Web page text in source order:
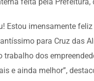
feita pela Prefeitura,
Estou imensamente
para Cruz das
dos
e ainda melhor”,